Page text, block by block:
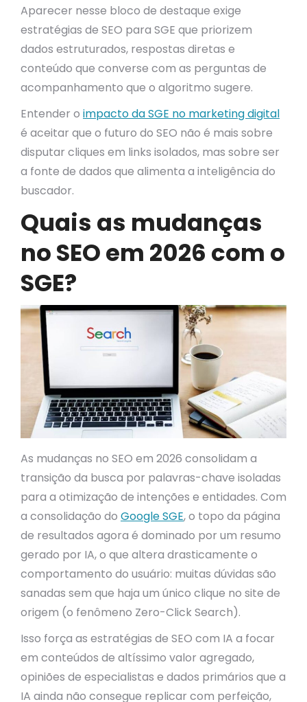
Aparecer nesse bloco de destaque exige
estratégias de SEO para SGE que priorizem
dados estruturados, respostas diretas e
conteúdo que converse com as perguntas de
acompanhamento que o algoritmo sugere.
Entender o impacto da SGE no marketing digital
é aceitar que o futuro do SEO não é mais sobre
disputar cliques em links isolados, mas sobre ser
a fonte de dados que alimenta a inteligência do
buscador.
Quais as mudanças
no SEO em 2026 com o
SGE?
As mudanças no SEO em 2026 consolidam a
transição da busca por palavras-chave isoladas
para a otimização de intenções e entidades. Com
a consolidação do Google SGE, o topo da página
de resultados agora é dominado por um resumo
gerado por IA, o que altera drasticamente o
comportamento do usuário: muitas dúvidas são
sanadas sem que haja um único clique no site de
origem (o fenômeno Zero-Click Search).
Isso força as estratégias de SEO com IA a focar
em conteúdos de altíssimo valor agregado,
opiniões de especialistas e dados primários que a
IA ainda não consegue replicar com perfeição,